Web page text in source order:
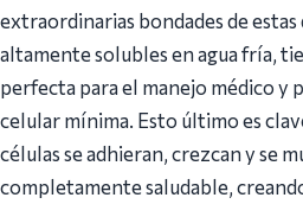
extraordinarias bondades de
altamente solubles en agua fría,
perfecta para el manejo médico y
celular mínima. Esto último es
células se adhieran, crezcan y se
completamente saludable,